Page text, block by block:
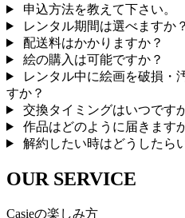
申込方法を教えて下さい。
レンタル期間は選べますか？
配送料はかかりますか？
絵の購入は可能ですか？
レンタル中に絵画を破損・
すか？
交換タイミングはいつです
作品はどのように届きます
解約したい時はどうしたら
OUR SERVICE
Casieの楽しみ方